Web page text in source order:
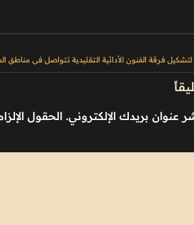
عنوان بريدك الإلكتروني. الحقول